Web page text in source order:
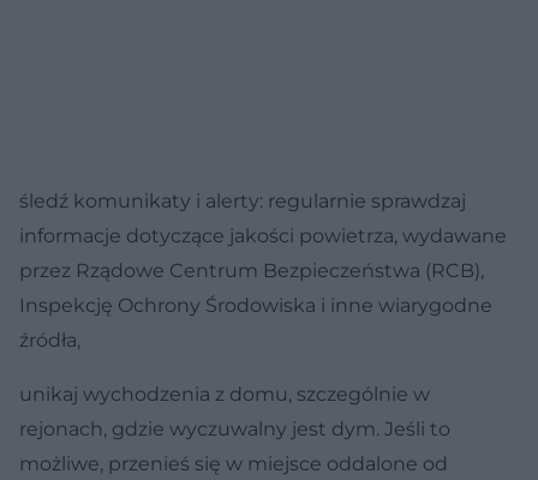
śledź komunikaty i alerty: regularnie sprawdzaj
informacje dotyczące jakości powietrza, wydawane
przez Rządowe Centrum Bezpieczeństwa (RCB),
Inspekcję Ochrony Środowiska i inne wiarygodne
źródła,
unikaj wychodzenia z domu, szczególnie w
rejonach, gdzie wyczuwalny jest dym. Jeśli to
możliwe, przenieś się w miejsce oddalone od